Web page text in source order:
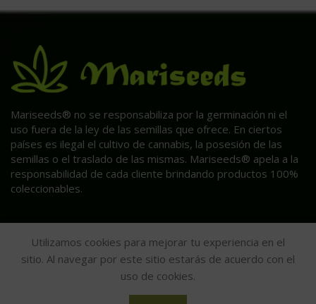
Mariseeds® no se responsabiliza por la germinación ni el
uso fuera de la ley de las semillas que ofrece. En ciertos
países es ilegal el cultivo de cannabis, la posesión de las
semillas o el traslado de las mismas. Mariseeds® apela a la
responsabilidad de cada cliente brindando productos 100%
coleccionables.
Utilizamos cookies para mejorar tu experiencia en el
sitio. Al navegar por este sitio estarás de acuerdo con el
uso de cookies.